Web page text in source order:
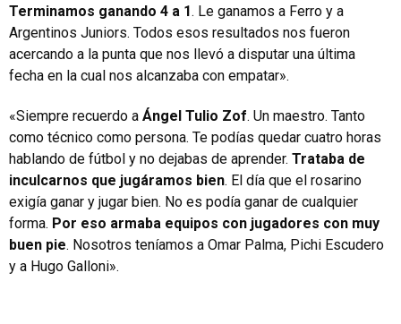
Terminamos ganando 4 a 1. Le ganamos a Ferro y a
Argentinos Juniors. Todos esos resultados nos fueron
acercando a la punta que nos llevó a disputar una última
fecha en la cual nos alcanzaba con empatar».
«Siempre recuerdo a Ángel Tulio Zof. Un maestro. Tanto
como técnico como persona. Te podías quedar cuatro horas
hablando de fútbol y no dejabas de aprender. Trataba de
inculcarnos que jugáramos bien. El día que el rosarino
exigía ganar y jugar bien. No es podía ganar de cualquier
forma. Por eso armaba equipos con jugadores con muy
buen pie. Nosotros teníamos a Omar Palma, Pichi Escudero
y a Hugo Galloni».